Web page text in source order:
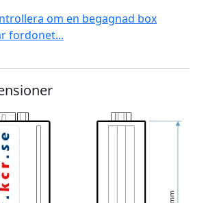
om en begagnad box
fordonet...